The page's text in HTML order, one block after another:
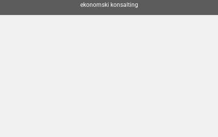
ekonomski konsalting